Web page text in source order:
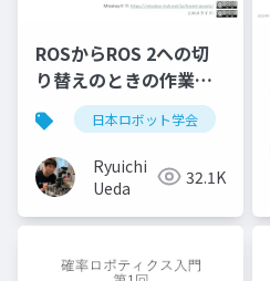
ROSからROS 2への切
り替えのときの作業と
考えたこと日本ロボット学会
Ryuichi
Ueda
32.1K